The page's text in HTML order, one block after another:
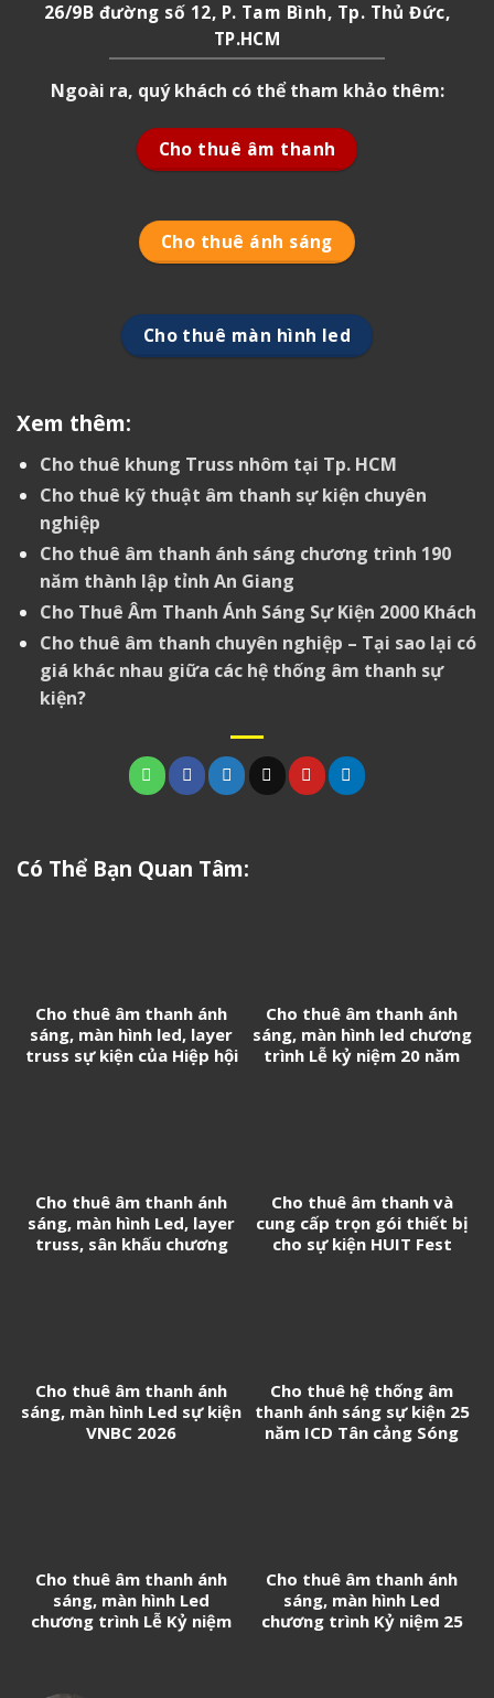
26/9B đường số 12, P. Tam Bình, Tp. Thủ Đức,
TP.HCM
Ngoài ra, quý khách có thể tham khảo thêm:
Cho thuê âm thanh
Cho thuê ánh sáng
Cho thuê màn hình led
Xem thêm:
Cho thuê khung Truss nhôm tại Tp. HCM
Cho thuê kỹ thuật âm thanh sự kiện chuyên
nghiệp
Cho thuê âm thanh ánh sáng chương trình 190
năm thành lập tỉnh An Giang
Cho Thuê Âm Thanh Ánh Sáng Sự Kiện 2000 Khách
Cho thuê âm thanh chuyên nghiệp – Tại sao lại có
giá khác nhau giữa các hệ thống âm thanh sự
kiện?
Có Thể Bạn Quan Tâm:
Cho thuê âm thanh ánh
sáng, màn hình led, layer
truss sự kiện của Hiệp hội
Cho thuê âm thanh ánh
sáng, màn hình led chương
trình Lễ kỷ niệm 20 năm
Cho thuê âm thanh ánh
sáng, màn hình Led, layer
truss, sân khấu chương
Cho thuê âm thanh và
cung cấp trọn gói thiết bị
cho sự kiện HUIT Fest
Cho thuê âm thanh ánh
sáng, màn hình Led sự kiện
VNBC 2026
Cho thuê hệ thống âm
thanh ánh sáng sự kiện 25
năm ICD Tân cảng Sóng
Cho thuê âm thanh ánh
sáng, màn hình Led
chương trình Lễ Kỷ niệm
Cho thuê âm thanh ánh
sáng, màn hình Led
chương trình Kỷ niệm 25